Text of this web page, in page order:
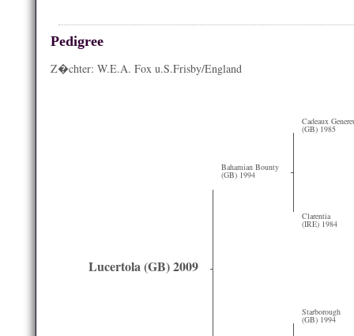
Pedigree
Z�chter: W.E.A. Fox u.S.Frisby/England
Lucertola (GB) 2009
Bahamian Bounty
(GB) 1994
Cadeaux
(GB) 1985
Clarentia
(IRE) 1984
Starborough
(GB) 1994